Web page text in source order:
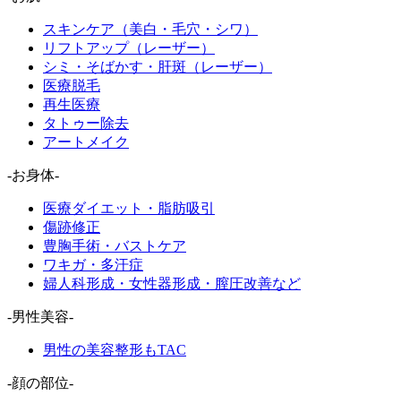
スキンケア（美白・毛穴・シワ）
リフトアップ（レーザー）
シミ・そばかす・肝斑（レーザー）
医療脱毛
再生医療
タトゥー除去
アートメイク
-お身体-
医療ダイエット・脂肪吸引
傷跡修正
豊胸手術・バストケア
ワキガ・多汗症
婦人科形成・女性器形成・膣圧改善など
-男性美容-
男性の美容整形もTAC
-顔の部位-